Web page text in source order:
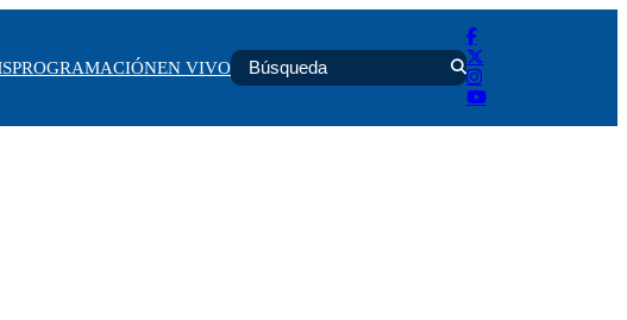
PROGRAMACIÓNEN VIVO